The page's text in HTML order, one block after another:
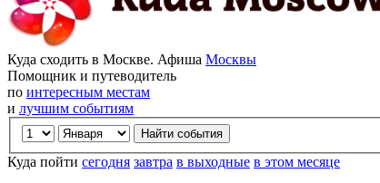
Куда сходить в Москве. Афиша Москвы
Помощник и путеводитель
по интересным местам
и лучшим событиям
Куда пойти сегодня завтра в выходные в этом месяце